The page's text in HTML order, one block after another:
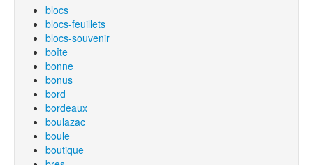
blocs
blocs-feuillets
blocs-souvenir
boîte
bonne
bonus
bord
bordeaux
boulazac
boule
boutique